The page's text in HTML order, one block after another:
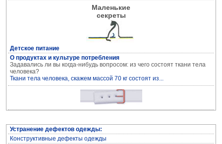
Устранение дефектов одежды
Маленькие
секреты
Детское питание
О продуктах и культуре потребления
Задавались ли вы когда-нибудь вопросом: из чего состоят ткани тела
человека?
Ткани тела человека, скажем массой 70 кг состоят из...
Устранение дефектов одежды:
Конструктивные дефекты одежды